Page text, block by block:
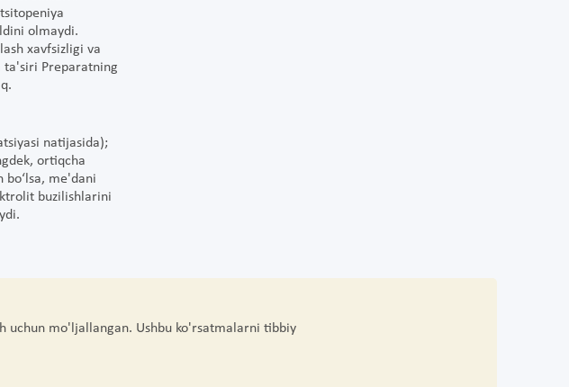
olmaydi.
xavfsizligi va
ta'siri Preparatning
natijasida);
ortiqcha
me'dani
buzilishlarini
uchun mo'ljallangan. Ushbu ko'rsatmalarni tibbiy